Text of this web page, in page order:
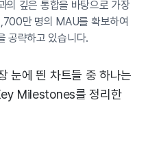
의 깊은 통합을 바탕으로 가장
만 명의 MAU를 확보하여
공략하고 있습니다.
눈에 띈 차트들 중 하나는
Milestones를 정리한